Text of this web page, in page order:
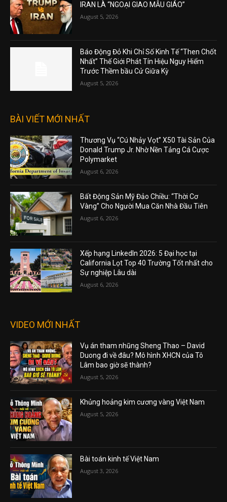
IRAN LÀ “NGOẠI GIAO MẪU GIÁO”
August 5, 2026
Báo Động Đỏ Khi Chỉ Số Kinh Tế “Then Chốt
Nhất” Thế Giới Phát Tín Hiệu Nguy Hiểm
Trước Thềm bầu Cử Giữa Kỳ
August 5, 2026
BÀI VIẾT MỚI NHẤT
Thương Vụ “Cú Nhảy Vọt” X50 Tài Sản Của
Donald Trump Jr. Nhờ Nền Tảng Cá Cược
Polymarket
August 6, 2026
Bất Động Sản Mỹ Đảo Chiều: “Thời Cơ
Vàng” Cho Người Mua Căn Nhà Đầu Tiên
August 6, 2026
Xếp hạng LinkedIn 2026: 5 Đại học tại
California Lọt Top 40 Trường Tốt nhất cho
Sự nghiệp Lâu dài
August 6, 2026
VIDEO MỚI NHẤT
Vụ án tham nhũng Sheng Thao – David
Duong đi về đâu? Mô hình XHCN của Tô
Lâm bao giờ sẽ thành?
August 5, 2026
Khủng hoảng kim cương vàng Việt Nam
August 5, 2026
Bài toán kinh tế Việt Nam
August 3, 2026